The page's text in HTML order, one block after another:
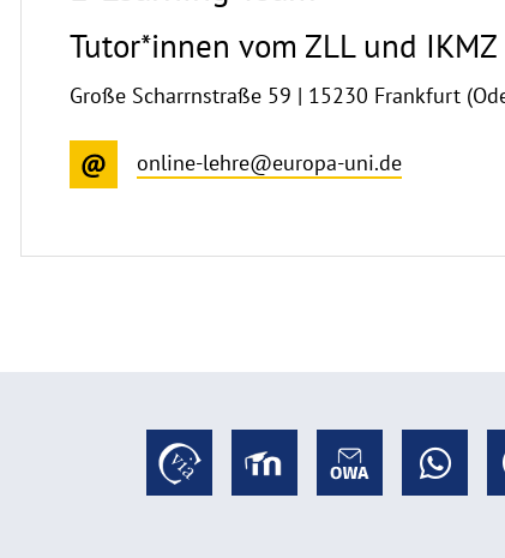
Tutor*innen vom ZLL und IKMZ
Große Scharrnstraße 59 | 15230 Frankfurt
online-lehre@europa-uni.de